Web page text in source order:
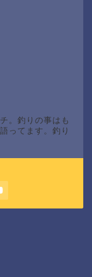
。釣りの事はも
ってます。釣り